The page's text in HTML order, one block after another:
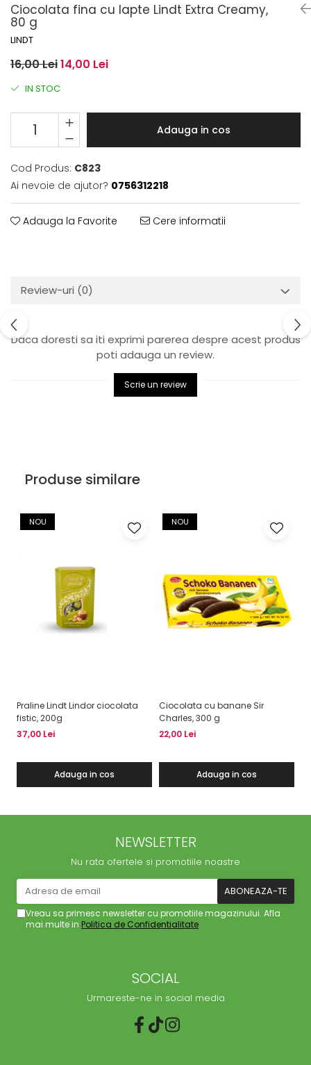
Ciocolata fina cu lapte Lindt Extra Creamy,
80 g
LINDT
16,00 Lei14,00 Lei
IN STOC
Adauga in cos
Cod Produs: C823
Ai nevoie de ajutor? 0756312218
Adauga la Favorite Cere informatii
Review-uri (0)
Daca doresti sa iti exprimi parerea despre acest produs
poti adauga un review.
Scrie un review
Produse similare
NOU
Praline Lindt Lindor ciocolata
fistic, 200g
37,00 Lei
Adauga in cos
NOU
Ciocolata cu banane Sir
Charles, 300 g
22,00 Lei
Adauga in cos
NEWSLETTER
Nu rata ofertele si promotiile noastre
Vreau sa primesc newsletter cu promotiile magazinului. Afla
mai multe in Politica de Confidentialitate
SOCIAL
Urmareste-ne in social media